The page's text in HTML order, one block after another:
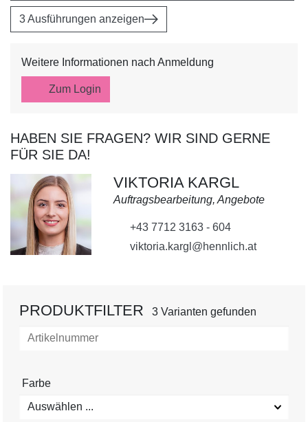
3 Ausführungen anzeigen
Weitere Informationen nach Anmeldung
Zum Login
HABEN SIE FRAGEN? WIR SIND GERNE
FÜR SIE DA!
VIKTORIA KARGL
Auftragsbearbeitung, Angebote
+43 7712 3163 - 604
viktoria.kargl@hennlich.at
PRODUKTFILTER 3 Varianten gefunden
Farbe
Auswählen ...